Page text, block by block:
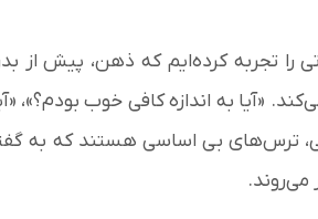
را تجربه کرده‌ایم که ذهن، پیش از
«آیا به اندازه کافی خوب بودم؟»،
ترس‌های بی اساسی هستند که به